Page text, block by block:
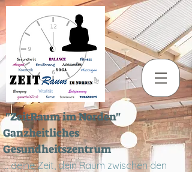
"ZeitRaum im Norden"
Ganzheitliches
Gesundheitszentrum
... deine Zeit, dein Raum zwischen den